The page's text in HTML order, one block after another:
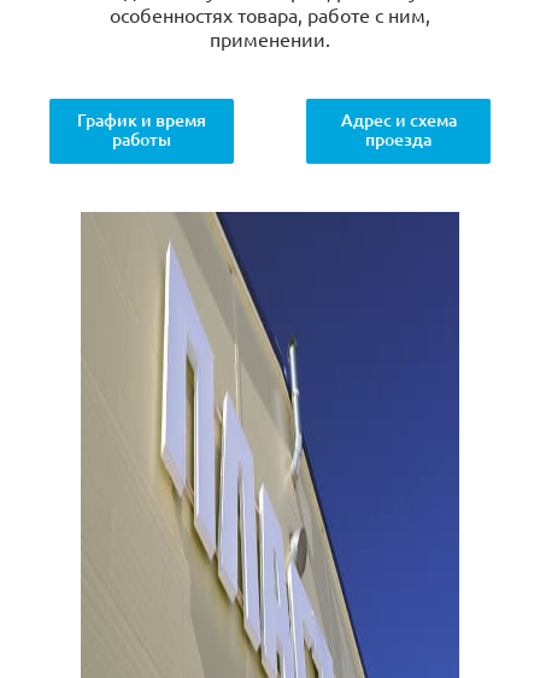
особенностях товара, работе с ним,
применении.
График и время
работы
Адрес и схема
проезда